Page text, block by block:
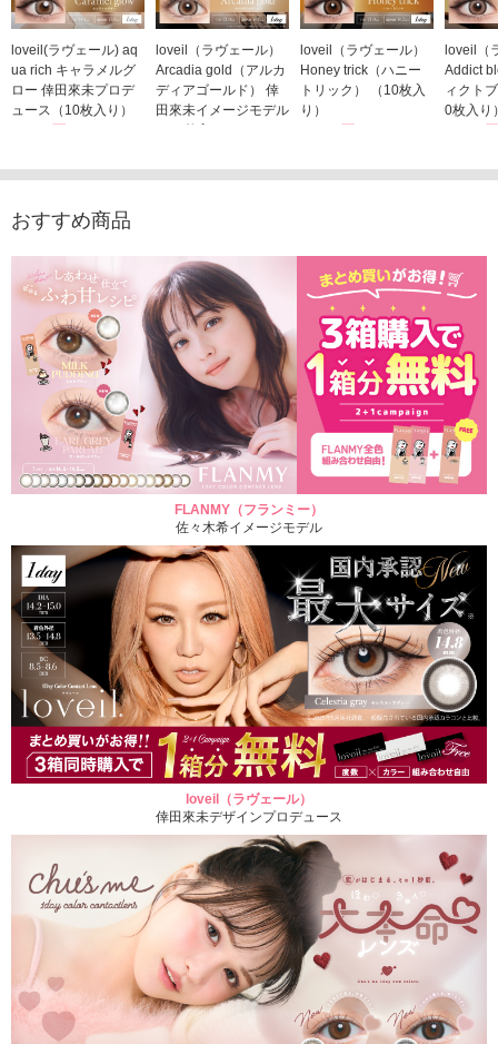
loveil(ラヴェール) aq
ua rich キャラメルグ
ロー 倖田來未プロデ
ュース（10枚入り）
1,760円
loveil（ラヴェール）
Arcadia gold（アルカ
ディアゴールド） 倖
田來未イメージモデル
（10枚入り）
loveil（ラヴェール）
Honey trick（ハニー
トリック） （10枚入
り）
1,760円
loveil（
Addict
ィクト
0枚入り
1,760
おすすめ商品
FLANMY（フランミー）
佐々木希イメージモデル
loveil（ラヴェール）
倖田來未デザインプロデュース